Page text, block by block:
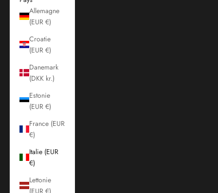
Allemagne
(EUR €)
Croatie
(EUR €)
Danemark
(DKK kr.)
Estonie
(EUR €)
France (EUR
€)
Italie (EUR
€)
Lettonie
(EUR €)